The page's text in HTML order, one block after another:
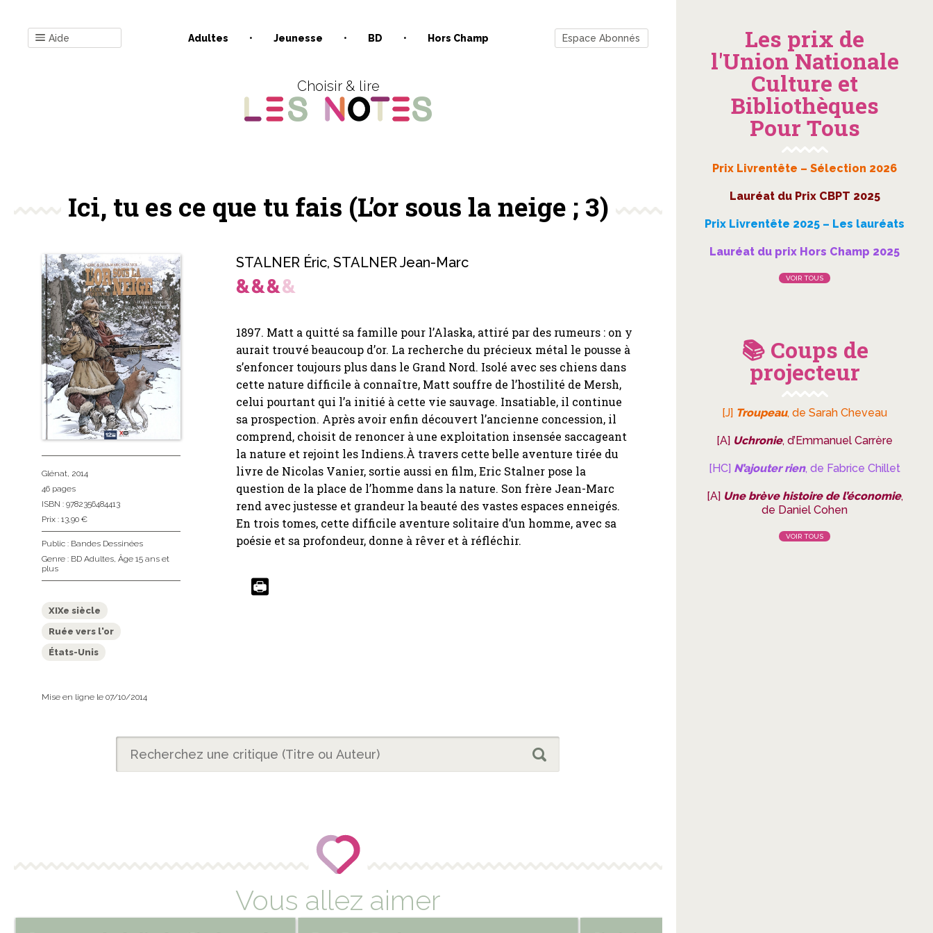
Aide Adultes Jeunesse BD Hors Champ Espace Abonnés
Choisir & lire
Ici, tu es ce que tu fais (L’or sous la neige ; 3)
STALNER Éric,STALNER Jean-Marc
1897. Matt a quitté sa famille pour l’Alaska, attiré par des rumeurs : on y
aurait trouvé beaucoup d’or. La recherche du précieux métal le pousse à
s’enfoncer toujours plus dans le Grand Nord. Isolé avec ses chiens dans
cette nature difficile à connaître, Matt souffre de l’hostilité de Mersh,
celui pourtant qui l’a initié à cette vie sauvage. Insatiable, il continue
sa prospection. Après avoir enfin découvert l’ancienne concession, il
comprend, choisit de renoncer à une exploitation insensée saccageant
la nature et rejoint les Indiens.À travers cette belle aventure tirée du
livre de Nicolas Vanier, sortie aussi en film, Eric Stalner pose la
question de la place de l’homme dans la nature. Son frère Jean-Marc
rend avec justesse et grandeur la beauté des vastes espaces enneigés.
En trois tomes, cette difficile aventure solitaire d’un homme, avec sa
poésie et sa profondeur, donne à rêver et à réfléchir.
Glénat, 2014
46 pages
ISBN : 9782356484413
Prix : 13,90 €
Public : Bandes Dessinées
Genre : BD Adultes, Âge 15 ans et
plus
XIXe siècle
Ruée vers l'or
États-Unis
Mise en ligne le 07/10/2014
Vous allez aimer
Les prix de
l'Union Nationale
Culture et
Bibliothèques
Pour Tous
Prix Livrentête – Sélection 2026
Lauréat du Prix CBPT 2025
Prix Livrentête 2025 – Les lauréats
Lauréat du prix Hors Champ 2025
VOIR TOUS
📚 Coups de
projecteur
[J] Troupeau, de Sarah Cheveau
[A] Uchronie, d’Emmanuel Carrère
[HC] N’ajouter rien, de Fabrice Chillet
[A] Une brève histoire de l’économie,
de Daniel Cohen
VOIR TOUS